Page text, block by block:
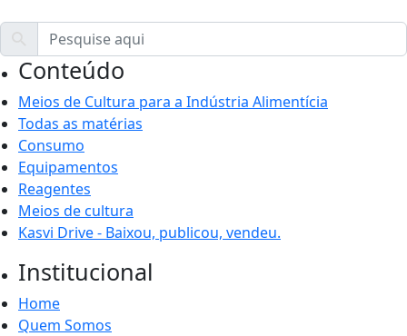
Conteúdo
Meios de Cultura para a Indústria Alimentícia
Todas as matérias
Consumo
Equipamentos
Reagentes
Meios de cultura
Kasvi Drive - Baixou, publicou, vendeu.
Institucional
Home
Quem Somos